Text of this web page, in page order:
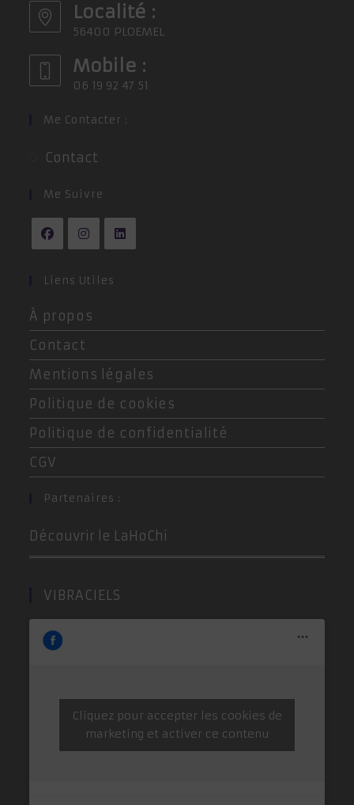
Localité :
56400 PLOEMEL
Mobile :
06 19 92 47 51
Me Contacter :
Contact
un
onglet
Me Suivre
dans
nouvel
onglet
dans
nouvel
dans
Liens Utiles
À propos
Contact
Mentions légales
Politique de cookies
Politique de confidentialité
CGV
Partenaires :
Découvrir le LaHoChi
VIBRACIELS
Cliquez pour accepter les cookies de
marketing et activer ce contenu